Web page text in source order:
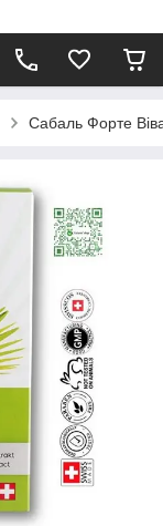
Сабаль Форте